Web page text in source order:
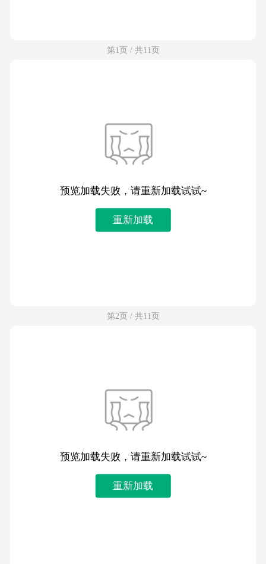
第1页 / 共11页
预览加载失败，请重新加载试试~
重新加载
第2页 / 共11页
预览加载失败，请重新加载试试~
重新加载